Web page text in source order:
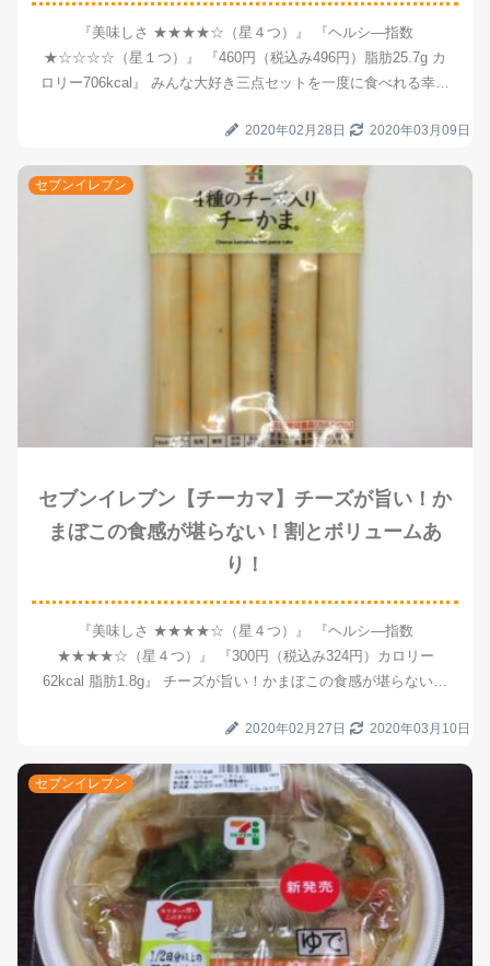
『美味しさ ★★★★☆（星４つ）』 『ヘルシ―指数
★☆☆☆☆（星１つ）』 『460円（税込み496円）脂肪25.7g カ
ロリー706kcal』 みんな大好き三点セットを一度に食べれる幸せ
2020年02月28日 2020年03月09日
セブンイレブン
セブンイレブン【チーカマ】チーズが旨い！か
まぼこの食感が堪らない！割とボリュームあ
り！
『美味しさ ★★★★☆（星４つ）』 『ヘルシ―指数
★★★★☆（星４つ）』 『300円（税込み324円）カロリー
62kcal 脂肪1.8g』 チーズが旨い！かまぼこの食感が堪らない！
2020年02月27日 2020年03月10日
セブンイレブン